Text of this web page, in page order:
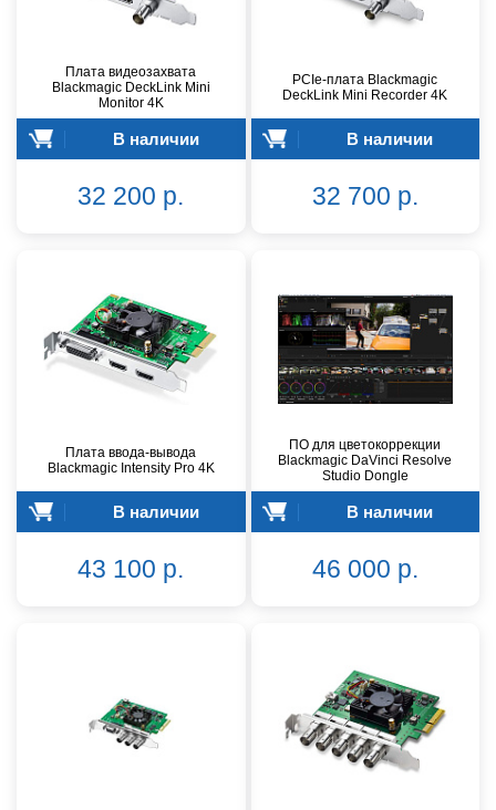
Плата видеозахвата
Blackmagic DeckLink Mini
Monitor 4K
В наличии
32 200 р.
PCIe-плата Blackmagic
DeckLink Mini Recorder 4K
В наличии
32 700 р.
Плата ввода-вывода
Blackmagic Intensity Pro 4K
В наличии
43 100 р.
ПО для цветокоррекции
Blackmagic DaVinci Resolve
Studio Dongle
В наличии
46 000 р.